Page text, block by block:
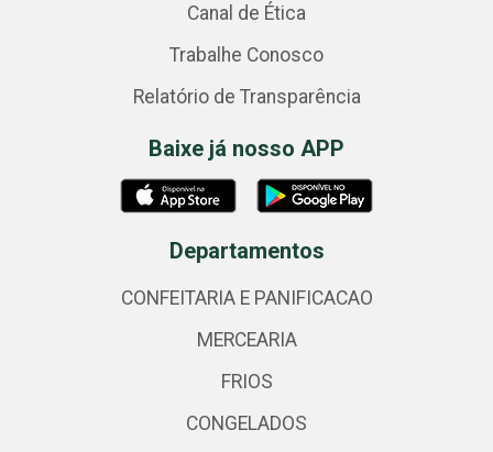
Canal de Ética
Trabalhe Conosco
Relatório de Transparência
Baixe já nosso APP
Departamentos
CONFEITARIA E PANIFICACAO
MERCEARIA
FRIOS
CONGELADOS